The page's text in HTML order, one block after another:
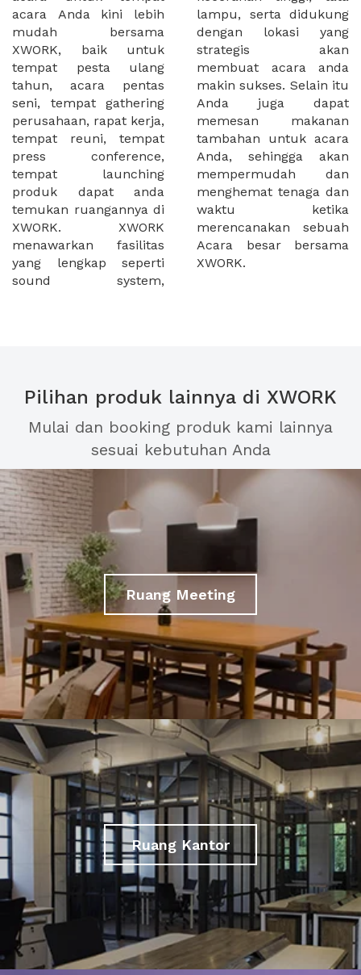
acara Anda kini lebih
mudah bersama
XWORK, baik untuk
tempat pesta ulang
tahun, acara pentas
seni, tempat gathering
perusahaan, rapat kerja,
tempat reuni, tempat
press conference,
tempat launching
produk dapat anda
temukan ruangannya di
XWORK. XWORK
menawarkan fasilitas
yang lengkap seperti
sound system,
lampu, serta didukung
dengan lokasi yang
strategis akan
membuat acara anda
makin sukses. Selain itu
Anda juga dapat
memesan makanan
tambahan untuk acara
Anda, sehingga akan
mempermudah dan
menghemat tenaga dan
waktu ketika
merencanakan sebuah
Acara besar bersama
XWORK.
Pilihan produk lainnya di XWORK
Mulai dan booking produk kami lainnya
sesuai kebutuhan Anda
Ruang Meeting
Ruang Kantor